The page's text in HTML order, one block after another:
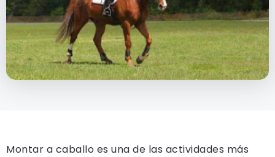
Montar a caballo es una de las actividades más